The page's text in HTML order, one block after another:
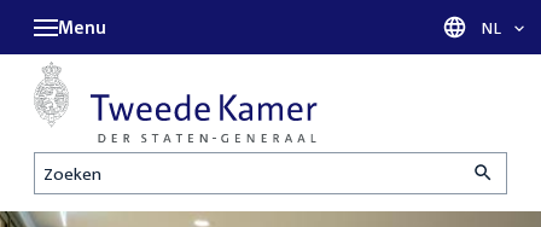
Zoeken
Menu Taal
NL